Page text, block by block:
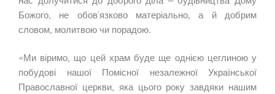
Божого, не обов’язково матеріально, а й добрим
словом, молитвою чи порадою.
«Ми віримо, що цей храм буде ще однією цеглиною у
побудові нашої Помісної незалежної Української
Православної церкви, яка цього року завдяки нашим